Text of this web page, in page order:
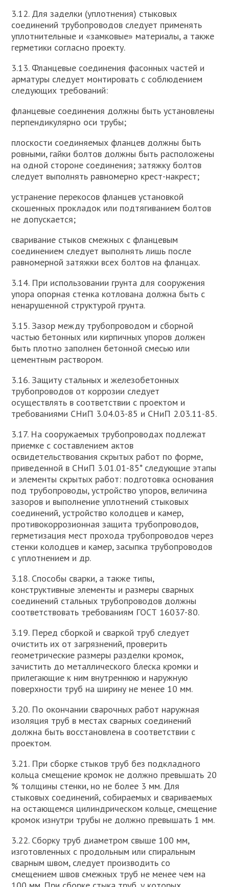
3.12. Для заделки (уплотнения) стыковых
соединений трубопроводов следует применять
уплотнительные и «замковые» материалы, а также
герметики согласно проекту.
3.13. Фланцевые соединения фасонных частей и
арматуры следует монтировать с соблюдением
следующих требований:
фланцевые соединения должны быть установлены
перпендикулярно оси трубы;
плоскости соединяемых фланцев должны быть
ровными, гайки болтов должны быть расположены
на одной стороне соединения; затяжку болтов
следует выполнять равномерно крест-накрест;
устранение перекосов фланцев установкой
скошенных прокладок или подтягиванием болтов
не допускается;
сваривание стыков смежных с фланцевым
соединением следует выполнять лишь после
равномерной затяжки всех болтов на фланцах.
3.14. При использовании грунта для сооружения
упора опорная стенка котлована должна быть с
ненарушенной структурой грунта.
3.15. Зазор между трубопроводом и сборной
частью бетонных или кирпичных упоров должен
быть плотно заполнен бетонной смесью или
цементным раствором.
3.16. Защиту стальных и железобетонных
трубопроводов от коррозии следует
осуществлять в соответствии с проектом и
требованиями СНиП 3.04.03-85 и СНиП 2.03.11-85.
3.17. На сооружаемых трубопроводах подлежат
приемке с составлением актов
освидетельствования скрытых работ по форме,
приведенной в СНиП 3.01.01-85* следующие этапы
и элементы скрытых работ: подготовка основания
под трубопроводы, устройство упоров, величина
зазоров и выполнение уплотнений стыковых
соединений, устройство колодцев и камер,
противокоррозионная защита трубопроводов,
герметизация мест прохода трубопроводов через
стенки колодцев и камер, засыпка трубопроводов
с уплотнением и др.
3.18. Способы сварки, а также типы,
конструктивные элементы и размеры сварных
соединений стальных трубопроводов должны
соответствовать требованиям ГОСТ 16037-80.
3.19. Перед сборкой и сваркой труб следует
очистить их от загрязнений, проверить
геометрические размеры разделки кромок,
зачистить до металлического блеска кромки и
прилегающие к ним внутреннюю и наружную
поверхности труб на ширину не менее 10 мм.
3.20. По окончании сварочных работ наружная
изоляция труб в местах сварных соединений
должна быть восстановлена в соответствии с
проектом.
3.21. При сборке стыков труб без подкладного
кольца смещение кромок не должно превышать 20
% толщины стенки, но не более 3 мм. Для
стыковых соединений, собираемых и свариваемых
на остающемся цилиндрическом кольце, смещение
кромок изнутри трубы не должно превышать 1 мм.
3.22. Сборку труб диаметром свыше 100 мм,
изготовленных с продольным или спиральным
сварным швом, следует производить со
смещением швов смежных труб не менее чем на